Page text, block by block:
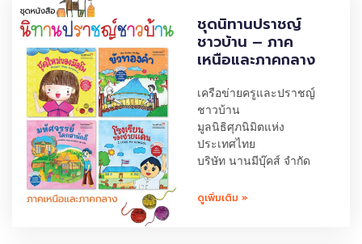
ชุดนิทานปราชญ์
ชาวบ้าน – ภาค
เหนือและภาคกลาง
เครือข่ายครูและปราชญ์
ชาวบ้าน
มูลนิธิศุภนิมิตแห่ง
ประเทศไทย
บริษัท นานมีบุ๊คส์ จำกัด
ดูเพิ่มเติม »